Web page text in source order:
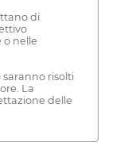
di
o nelle
risolti
La
delle